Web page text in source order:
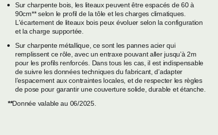
Sur charpente bois, les liteaux peuvent être espacés de 60 à
90cm** selon le profil de la tôle et les charges climatiques.
L'écartement de liteaux bois peux évoluer selon la configuration
et la charge supportée.
Sur charpente métallique, ce sont les pannes acier qui
remplissent ce rôle, avec un entraxe pouvant aller jusqu’à 2m
pour les profils renforcés. Dans tous les cas, il est indispensable
de suivre les données techniques du fabricant, d’adapter
l’espacement aux contraintes locales, et de respecter les règles
de pose pour garantir une couverture solide, durable et étanche.
**Donnée valable au 06/2025.